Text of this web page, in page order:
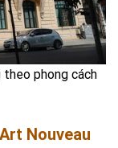
phong cách
Nouveau